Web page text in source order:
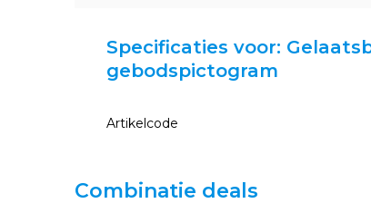
Specificaties voor:
gebodspictogram
Artikelcode
Combinatie deals